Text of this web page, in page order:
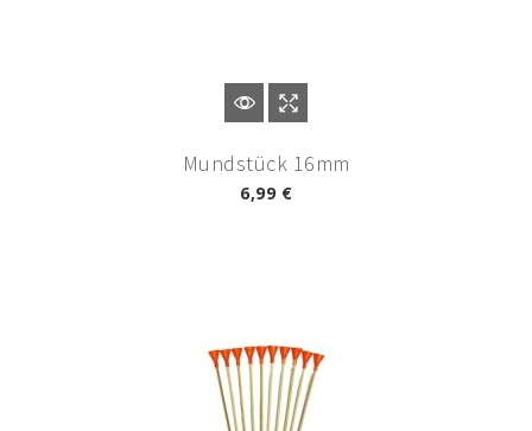
Mundstück 16mm
6,99 €